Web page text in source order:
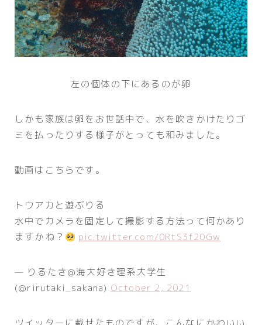
左の個体の下にあるのが卵
しかも家族は卵をお世話中で、水を吹きかけたりゴ
ミを払ったりする様子がとっても和みました。
動画はこちらです。
トウアカと遊ぶりる
水中でカメラを固定して撮影する方法って何かあり
ますかね？
pic.twitter.com/0RtS3f20Gw
— りるたき@海大好き理系大学生
(@rirutaki_sakana) October 2, 2021